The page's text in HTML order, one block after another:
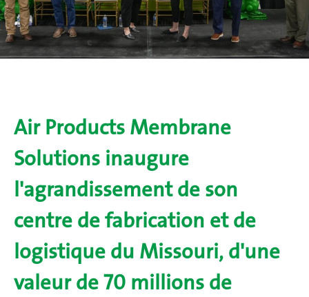
Air Products Membrane
Solutions inaugure
l'agrandissement de son
centre de fabrication et de
logistique du Missouri, d'une
valeur de 70 millions de